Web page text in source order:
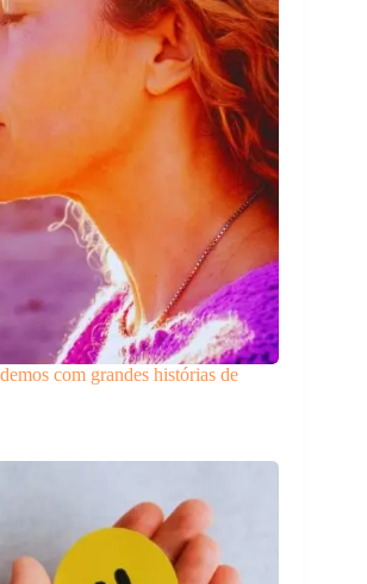
com grandes histórias de